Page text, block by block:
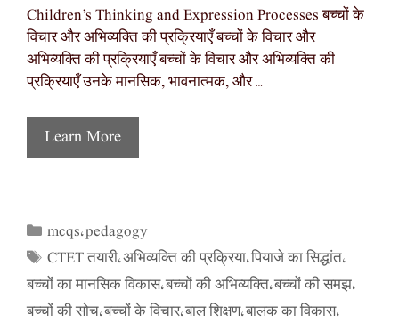
Children’s Thinking and Expression Processes बच्चों के
विचार और अभिव्यक्ति की प्रक्रियाएँ बच्चों के विचार और
अभिव्यक्ति की प्रक्रियाएँ बच्चों के विचार और अभिव्यक्ति की
प्रक्रियाएँ उनके मानसिक, भावनात्मक, और …
Learn More
Categories
mcqs,pedagogy
Tags
CTET तयारी,अभिव्यक्ति की प्रक्रिया,पियाजे का सिद्धांत,
बच्चों का मानसिक विकास, बच्चों की अभिव्यक्ति, बच्चों की समझ,
बच्चों की सोच, बच्चों के विचार, बाल शिक्षण, बालक का विकास,